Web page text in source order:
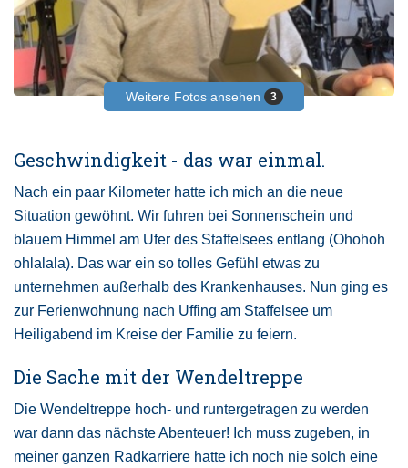
Weitere Fotos ansehen 3
Geschwindigkeit - das war einmal.
Nach ein paar Kilometer hatte ich mich an die neue
Situation gewöhnt. Wir fuhren bei Sonnenschein und
blauem Himmel am Ufer des Staffelsees entlang (Ohohoh
ohlalala). Das war ein so tolles Gefühl etwas zu
unternehmen außerhalb des Krankenhauses. Nun ging es
zur Ferienwohnung nach Uffing am Staffelsee um
Heiligabend im Kreise der Familie zu feiern.
Die Sache mit der Wendeltreppe
Die Wendeltreppe hoch- und runtergetragen zu werden
war dann das nächste Abenteuer! Ich muss zugeben, in
meiner ganzen Radkarriere hatte ich noch nie solch eine